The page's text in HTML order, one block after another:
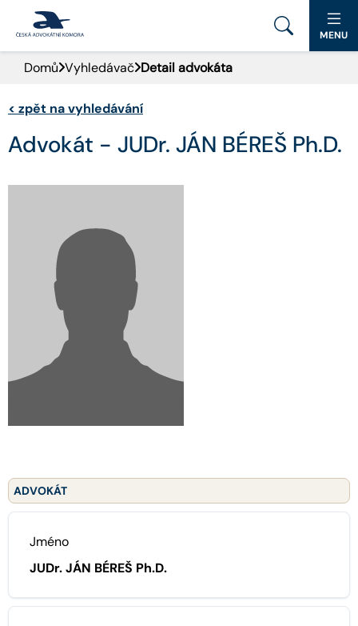
PORTÁL ČAK
DOMŮ
AKTUALITY
PRO VEŘEJNOST
ADVOKÁTNÍ DENÍK
KONTAKT
MENU
Domů Vyhledávač Detail advokáta
< zpět na vyhledávání
Advokát - JUDr. JÁN BÉREŠ Ph.D.
ADVOKÁT
Jméno
JUDr. JÁN BÉREŠ Ph.D.